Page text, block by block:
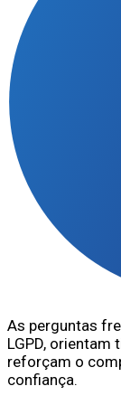
As perguntas
LGPD,
reforçam o
confiança.